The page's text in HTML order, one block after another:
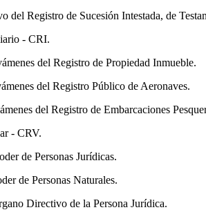
del Registro de Sucesión Intestada, de
- CRI.
del Registro de Propiedad Inmueble.
del Registro Público de Aeronaves.
del Registro de Embarcaciones
- CRV.
de Personas Jurídicas.
de Personas Naturales.
Directivo de la Persona Jurídica.